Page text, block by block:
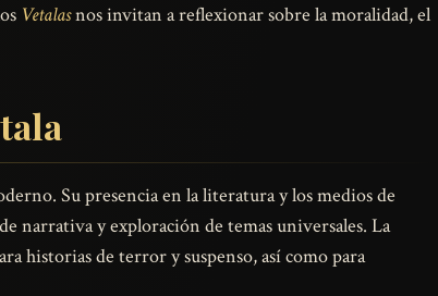
Vetalasnos invitan a reflexionar sobre la moralidad, el
Su presencia en la literatura y los medios de
narrativa y exploración de temas universales. La
historias de terror y suspenso, así como para